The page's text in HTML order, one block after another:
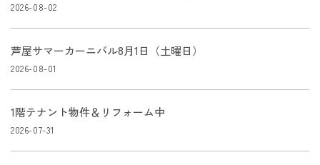
2026-08-02
芦屋サマーカーニバル8月1日（土曜日）
2026-08-01
1階テナント物件＆リフォーム中
2026-07-31